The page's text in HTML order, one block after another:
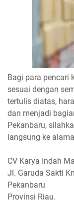
Bagi para pencari
sesuai dengan
tertulis diatas,
dan menjadi
Pekanbaru,
langsung ke
CV Karya Indah
Jl. Garuda Sakti
Pekanbaru
Provinsi Riau.